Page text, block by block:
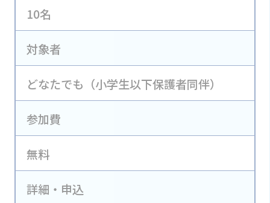
10名
対象者
どなたでも（小学生以下保護者同伴）
参加費
無料
詳細・申込